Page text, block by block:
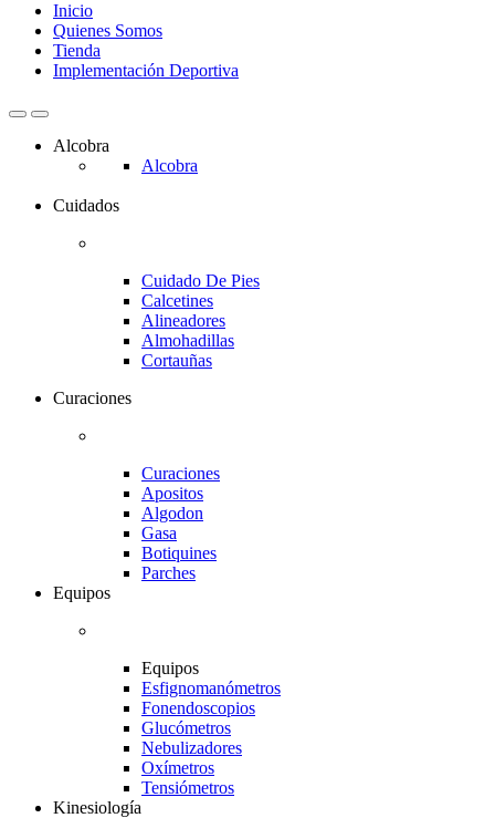
Inicio
Quienes Somos
Tienda
Implementación Deportiva
Alcobra
Alcobra
Cuidados
Cuidado De Pies
Calcetines
Alineadores
Almohadillas
Cortauñas
Curaciones
Curaciones
Apositos
Algodon
Gasa
Botiquines
Parches
Equipos
Equipos
Esfignomanómetros
Fonendoscopios
Glucómetros
Nebulizadores
Oxímetros
Tensiómetros
Kinesiología